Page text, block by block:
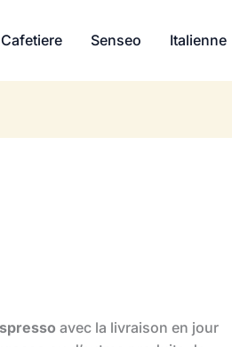
Cafetiere Senseo Italienne
avec la livraison en jour